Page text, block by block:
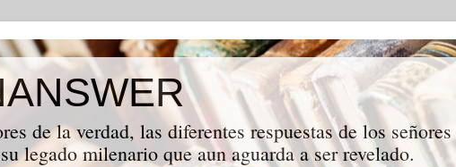
de la verdad, las diferentes respuestas de los
legado milenario que aun aguarda a ser revelado.